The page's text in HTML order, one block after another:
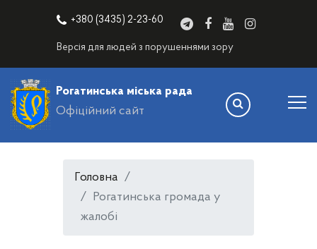
+380 (3435) 2-23-60
Версія для людей з порушеннями зору
Рогатинська міська рада
Офіційний сайт
Головна
Рогатинська громада у
жалобі